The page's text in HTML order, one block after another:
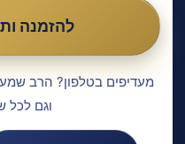
להזמנה
מעדיפים בטלפון? הרב
וגם לכל